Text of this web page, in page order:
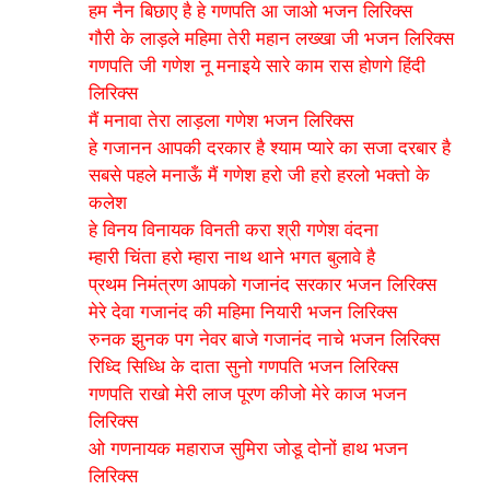
हम नैन बिछाए है हे गणपति आ जाओ भजन लिरिक्स
गौरी के लाड़ले महिमा तेरी महान लख्खा जी भजन लिरिक्स
गणपति जी गणेश नू मनाइये सारे काम रास होणगे हिंदी
लिरिक्स
मैं मनावा तेरा लाड़ला गणेश भजन लिरिक्स
हे गजानन आपकी दरकार है श्याम प्यारे का सजा दरबार है
सबसे पहले मनाऊँ मैं गणेश हरो जी हरो हरलो भक्तो के
कलेश
हे विनय विनायक विनती करा श्री गणेश वंदना
म्हारी चिंता हरो म्हारा नाथ थाने भगत बुलावे है
प्रथम निमंत्रण आपको गजानंद सरकार भजन लिरिक्स
मेरे देवा गजानंद की महिमा नियारी भजन लिरिक्स
रुनक झुनक पग नेवर बाजे गजानंद नाचे भजन लिरिक्स
रिध्दि सिध्धि के दाता सुनो गणपति भजन लिरिक्स
गणपति राखो मेरी लाज पूरण कीजो मेरे काज भजन
लिरिक्स
ओ गणनायक महाराज सुमिरा जोडू दोनों हाथ भजन
लिरिक्स